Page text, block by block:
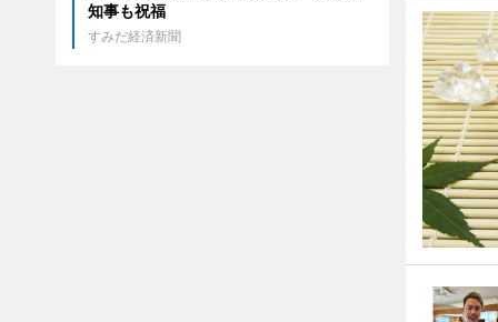
知事も祝福
すみだ経済新聞